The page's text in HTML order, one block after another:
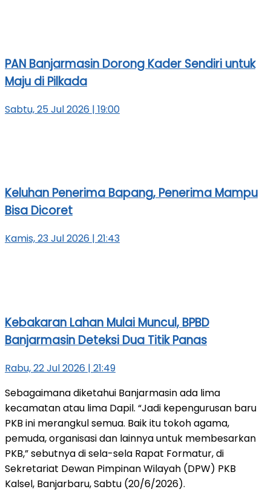
PAN Banjarmasin Dorong Kader Sendiri untuk
Maju di Pilkada
Sabtu, 25 Jul 2026 | 19:00
Keluhan Penerima Bapang, Penerima Mampu
Bisa Dicoret
Kamis, 23 Jul 2026 | 21:43
Kebakaran Lahan Mulai Muncul, BPBD
Banjarmasin Deteksi Dua Titik Panas
Rabu, 22 Jul 2026 | 21:49
Sebagaimana diketahui Banjarmasin ada lima
kecamatan atau lima Dapil. “Jadi kepengurusan baru
PKB ini merangkul semua. Baik itu tokoh agama,
pemuda, organisasi dan lainnya untuk membesarkan
PKB,” sebutnya di sela-sela Rapat Formatur, di
Sekretariat Dewan Pimpinan Wilayah (DPW) PKB
Kalsel, Banjarbaru, Sabtu (20/6/2026).